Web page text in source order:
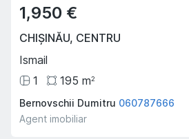
1,950 €
CHIȘINĂU, CENTRU
Ismail
1
195 m2
Bernovschii Dumitru 060787666
Agent imobiliar